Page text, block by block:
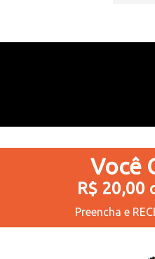
Você
R$ 20,00
Preencha e